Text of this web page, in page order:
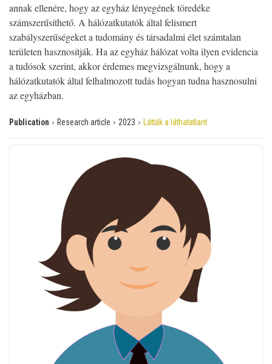
annak ellenére, hogy az egyház lényegének töredéke
számszerűsíthető. A hálózatkutatók által felismert
szabályszerűségeket a tudomány és társadalmi élet számtalan
területen hasznosítják. Ha az egyház hálózat volta ilyen evidencia
a tudósok szerint, akkor érdemes megvizsgálnunk, hogy a
hálózatkutatók által felhalmozott tudás hogyan tudna hasznosulni
az egyházban.
Publication › Research article › 2023 › Látták a láthatatlant